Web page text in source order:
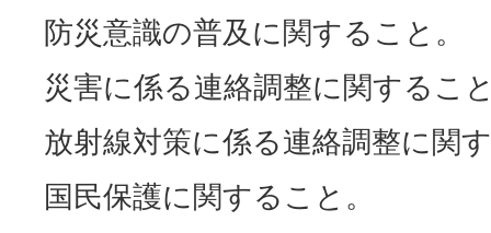
防災意識の普及に関すること。
災害に係る連絡調整に関するこ
放射線対策に係る連絡調整に関
国民保護に関すること。